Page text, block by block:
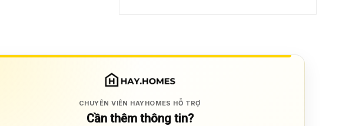
CHUYÊN VIÊN HAYHOMES HỖ TRỢ
Cần thêm thông tin?